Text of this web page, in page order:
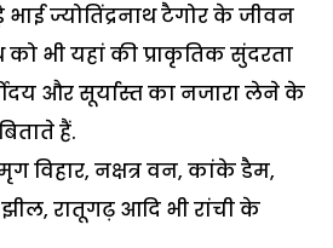
भाई ज्योतिंद्रनाथ टैगोर के जीवन
को भी यहां की प्राकृतिक सुंदरता
और सूर्यास्त का नजारा लेने के
हैं.
विहार, नक्षत्र वन, कांके डैम,
झील, रातूगढ़ आदि भी रांची के